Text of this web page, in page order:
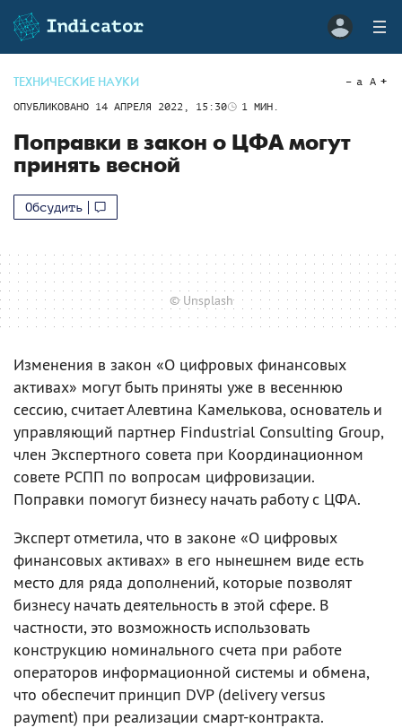
ТЕХНИЧЕСКИЕ НАУКИ
ОПУБЛИКОВАНО 14 АПРЕЛЯ 2022, 15:30 1 МИН.
a A
Поправки в закон о ЦФА могут
принять весной
Обсудить
© Unsplash
Изменения в закон «О цифровых финансовых
активах» могут быть приняты уже в весеннюю
сессию, считает Алевтина Камелькова, основатель и
управляющий партнер Findustrial Consulting Group,
член Экспертного совета при Координационном
совете РСПП по вопросам цифровизации.
Поправки помогут бизнесу начать работу с ЦФА.
Эксперт отметила, что в законе «О цифровых
финансовых активах» в его нынешнем виде есть
место для ряда дополнений, которые позволят
бизнесу начать деятельность в этой сфере. В
частности, это возможность использовать
конструкцию номинального счета при работе
операторов информационной системы и обмена,
что обеспечит принцип DVP (delivery versus
payment) при реализации смарт-контракта.